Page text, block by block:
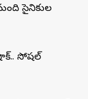
సైనికుల
సోషల్